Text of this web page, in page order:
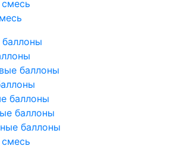
баллоны
баллоны
баллоны
баллоны